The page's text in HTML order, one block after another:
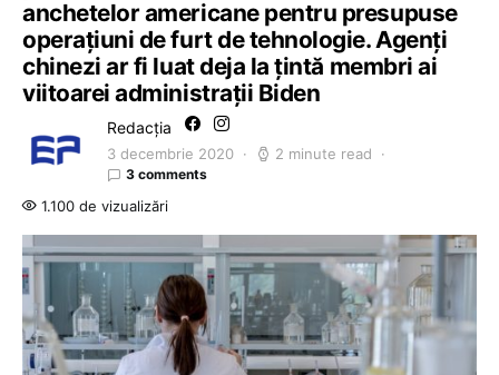
anchetelor americane pentru presupuse
operaţiuni de furt de tehnologie. Agenţi
chinezi ar fi luat deja la ţintă membri ai
viitoarei administraţii Biden
Redacția
3 decembrie 2020 2 minute read
3 comments
1.100 de vizualizări